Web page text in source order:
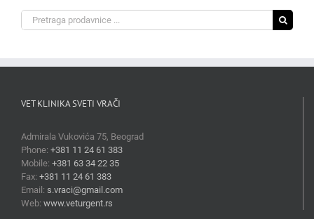
Search
for:
VET KLINIKA SVETI VRAČI
Admirala Vukovića 75, Beograd
Phone: +381 11 24 61 383
Mobile: +381 63 34 22 35
Fax: +381 11 24 61 383
Email: s.vraci@gmail.com
Web: www.veturgent.rs